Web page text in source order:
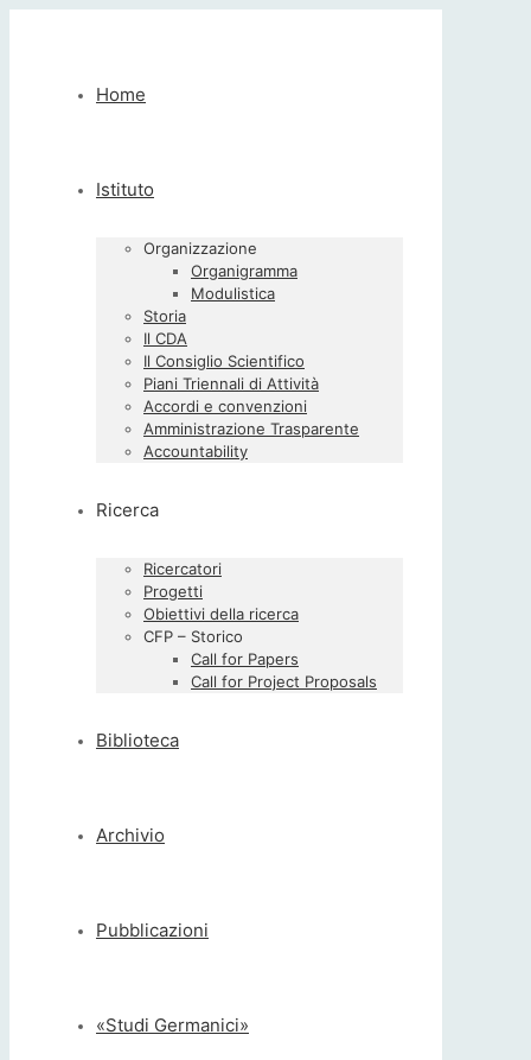
Home
Istituto
Organizzazione
Organigramma
Modulistica
Storia
Il CDA
Il Consiglio Scientifico
Piani Triennali di Attività
Accordi e convenzioni
Amministrazione Trasparente
Accountability
Ricerca
Ricercatori
Progetti
Obiettivi della ricerca
CFP – Storico
Call for Papers
Call for Project Proposals
Biblioteca
Archivio
Pubblicazioni
«Studi Germanici»